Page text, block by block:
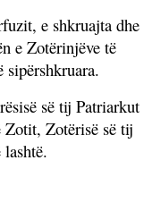
e shkruajta dhe
e Zotërinjëve të
sipërshkruara.
së tij Patriarkut
Zotit, Zotërisë së tij